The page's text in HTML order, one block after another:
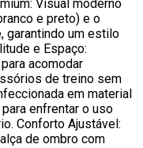
Visual moderno
e preto) e o
garantindo um estilo
e Espaço:
acomodar
de treino sem
em material
enfrentar o uso
Conforto Ajustável:
de ombro com